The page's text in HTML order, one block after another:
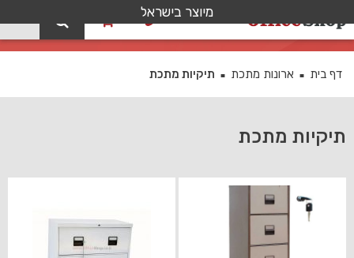
מיוצר בישראל
תיקיות מתכת
דף בית ■ ארונות מתכת ■ תיקיות מתכת
תיקיות מתכת